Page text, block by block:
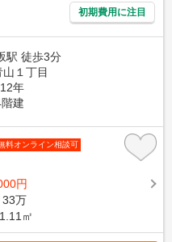
初期費用に注目
駅 徒歩3分
１丁目
年
建
料オンライン相談可
円
33万
㎡